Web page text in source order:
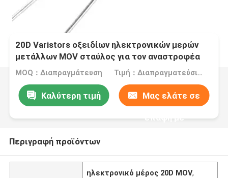
20D Varistors οξειδίων ηλεκτρονικών μερών
μετάλλων MOV σταύλος για τον αναστροφέα
MOQ：Διαπραγμάτευση Τιμή：Διαπραγματεύσιμα
Καλύτερη τιμή Μας ελάτε σε
επαφή με
Περιγραφή προϊόντων
ηλεκτρονικό μέρος 20D MOV,